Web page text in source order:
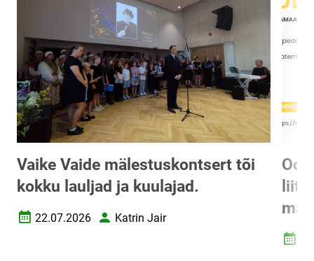
Vaike Vaide mälestuskontsert tõi
kokku lauljad ja kuulajad.
Loomise kuupäev
22.07.2026 AutorKatrin Jair